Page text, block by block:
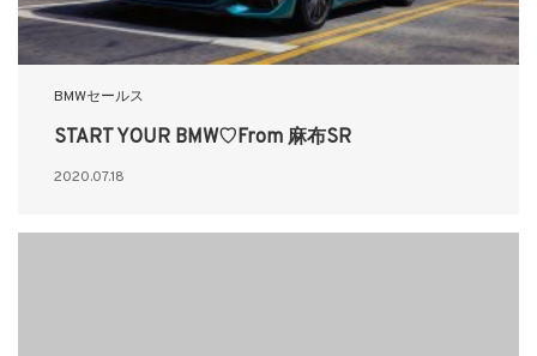
BMWセールス
START YOUR BMW♡From 麻布SR
2020.07.18